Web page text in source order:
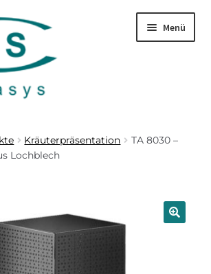
Menü
Kräuterpräsentation
TA 8030 –
Lochblech